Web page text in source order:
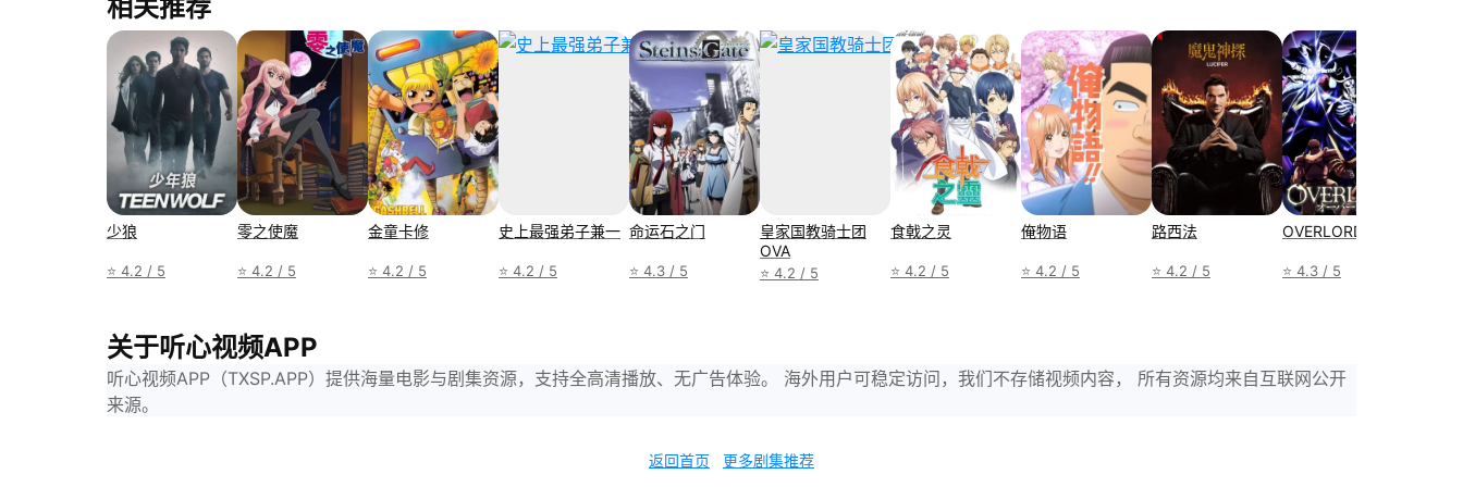
相关推荐
少狼
⭐ 4.2 / 5
零之使魔
⭐ 4.2 / 5
金童卡修
⭐ 4.2 / 5
史上最强弟子兼一
⭐ 4.2 / 5
命运石之门
⭐ 4.3 / 5
皇家国教骑士团
OVA
⭐ 4.2 / 5
食戟之灵
⭐ 4.2 / 5
俺物语
⭐ 4.2 / 5
路西法
⭐ 4.2 / 5
OVERLORD
⭐ 4.3 / 5
关于听心视频APP
听心视频APP（TXSP.APP）提供海量电影与剧集资源，支持全高清播放、无广告体验。 海外用户可稳定访问，我们不存储视频内容， 所有资源均来自互联网公开
来源。
返回首页 更多剧集推荐